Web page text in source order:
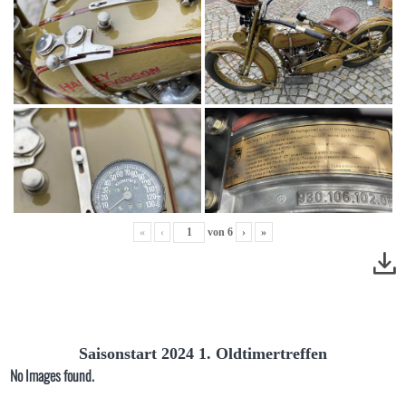
« ‹ von 6 › »
Saisonstart 2024 1. Oldtimertreffen
No Images found.